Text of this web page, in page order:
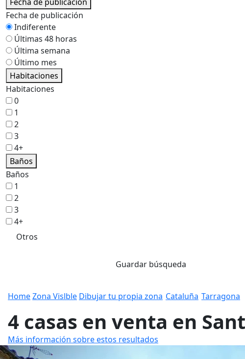
Fecha de publicación
Indiferente
Últimas 48 horas
Última semana
Último mes
Habitaciones
Habitaciones
0
1
2
3
4+
Baños
Baños
1
2
3
4+
Otros
Guardar búsqueda
HomeZona Vislble Dibujar tu propia zona Cataluña Tarragona
4 casas en venta en
Más información sobre estos resultados